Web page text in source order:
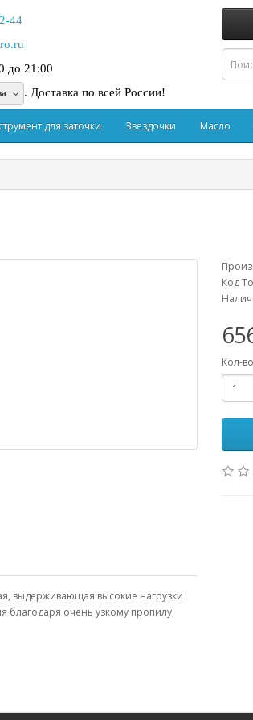
44
до 21:00
. Доставка по всей России!
для заточки Звездочки Масло
выдерживающая высокие нагрузки
благодаря очень узкому пропилу.
Код
Кол-во